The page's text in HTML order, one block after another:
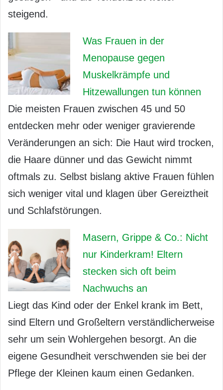
steigend.
Was Frauen in der
Menopause gegen
Muskelkrämpfe und
Hitzewallungen tun können
Die meisten Frauen zwischen 45 und 50
entdecken mehr oder weniger gravierende
Veränderungen an sich: Die Haut wird trocken,
die Haare dünner und das Gewicht nimmt
oftmals zu. Selbst bislang aktive Frauen fühlen
sich weniger vital und klagen über Gereiztheit
und Schlafstörungen.
Masern, Grippe & Co.: Nicht
nur Kinderkram! Eltern
stecken sich oft beim
Nachwuchs an
Liegt das Kind oder der Enkel krank im Bett,
sind Eltern und Großeltern verständlicherweise
sehr um sein Wohlergehen besorgt. An die
eigene Gesundheit verschwenden sie bei der
Pflege der Kleinen kaum einen Gedanken.